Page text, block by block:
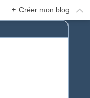
+ Créer mon blog